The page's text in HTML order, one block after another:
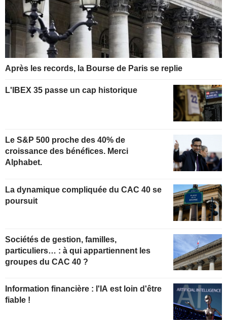
Après les records, la Bourse de Paris se replie
L'IBEX 35 passe un cap historique
Le S&P 500 proche des 40% de
croissance des bénéfices. Merci
Alphabet.
La dynamique compliquée du CAC 40 se
poursuit
Sociétés de gestion, familles,
particuliers… : à qui appartiennent les
groupes du CAC 40 ?
Information financière : l'IA est loin d'être
fiable !